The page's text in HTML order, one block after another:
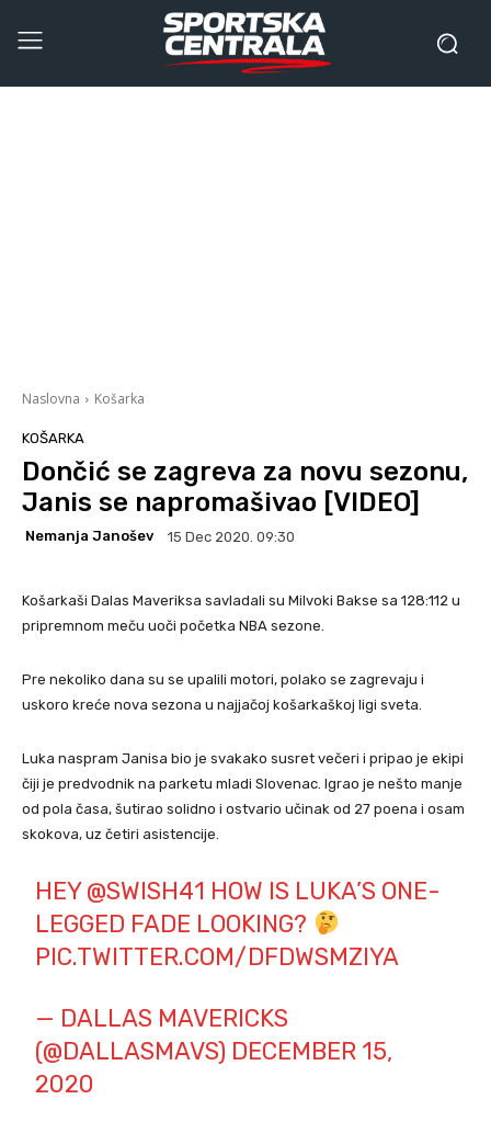
Naslovna Košarka
KOŠARKA
Dončić se zagreva za novu sezonu,
Janis se napromašivao [VIDEO]
Nemanja Janošev 15 Dec 2020. 09:30
Košarkaši Dalas Maveriksa savladali su Milvoki Bakse sa 128:112 u
pripremnom meču uoči početka NBA sezone.
Pre nekoliko dana su se upalili motori, polako se zagrevaju i
uskoro kreće nova sezona u najjačoj košarkaškoj ligi sveta.
Luka naspram Janisa bio je svakako susret večeri i pripao je ekipi
čiji je predvodnik na parketu mladi Slovenac. Igrao je nešto manje
od pola časa, šutirao solidno i ostvario učinak od 27 poena i osam
skokova, uz četiri asistencije.
HEY@SWISH41 HOW IS LUKA’S ONE-
LEGGED FADE LOOKING?
PIC.TWITTER.COM/DFDWSMZIYA
— DALLAS MAVERICKS
(@DALLASMAVS) DECEMBER 15,
2020